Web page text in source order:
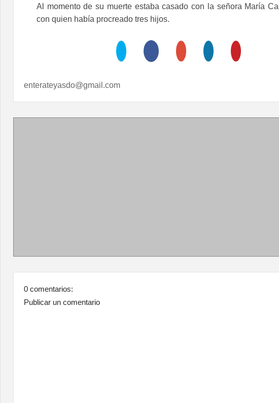
Al momento de su muerte estaba casado con la señora María
con quien había procreado tres hijos.
enterateyasdo@gmail.com
0 comentarios:
Publicar un comentario